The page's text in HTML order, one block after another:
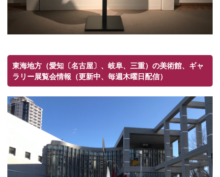
東海地方（愛知〔名古屋〕、岐阜、三重）の美術館、ギャ
ラリー展覧会情報（更新中、毎週木曜日配信）